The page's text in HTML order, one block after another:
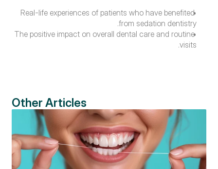
Real-life experiences of patients who have benefited
from sedation dentistry.
The positive impact on overall dental care and routine
visits.
Other Articles